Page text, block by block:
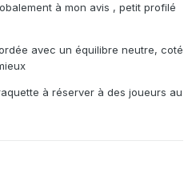
à mon avis , petit profilé
avec un équilibre neutre, coté
à réserver à des joueurs au